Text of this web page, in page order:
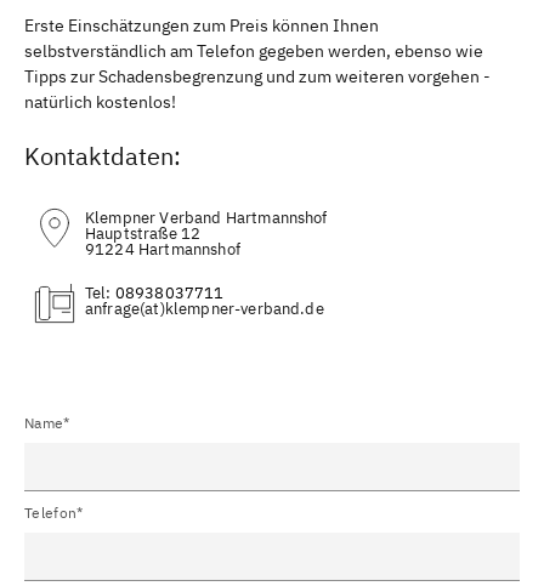
Erste Einschätzungen zum Preis können Ihnen
selbstverständlich am Telefon gegeben werden, ebenso wie
Tipps zur Schadensbegrenzung und zum weiteren vorgehen -
natürlich kostenlos!
Kontaktdaten:
Klempner Verband Hartmannshof
Hauptstraße 12
91224 Hartmannshof
Tel: 08938037711
(at)
Name*
Telefon*